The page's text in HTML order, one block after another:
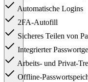
Automatische Logins
2FA-Autofill
Sicheres Teilen von
Integrierter
Arbeits- und Privat-
Offline-